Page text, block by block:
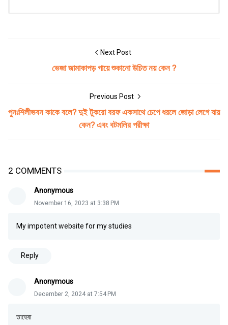
Next Post
ভেজা জামাকাপড় গায়ে শুকানো উচিত নয় কেন ?
Previous Post
পুনঃশিলীভবন কাকে বলে? দুই টুকরো বরফ একসাথে চেপে ধরলে জোড়া লেগে যায়
কেন? এবং বটমলির পরীক্ষা
2 COMMENTS
Anonymous
November 16, 2023 at 3:38 PM
My impotent website for my studies
Reply
Anonymous
December 2, 2024 at 7:54 PM
তাহেবা